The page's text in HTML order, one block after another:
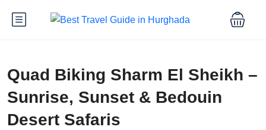
Quad Biking Sharm El Sheikh –
Sunrise, Sunset & Bedouin
Desert Safaris